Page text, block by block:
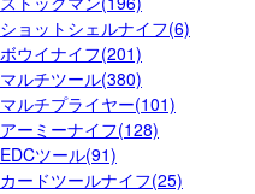
ショットシェルナイフ(6)
ボウイナイフ(201)
マルチツール(380)
マルチプライヤー(101)
アーミーナイフ(128)
EDCツール(91)
カードツールナイフ(25)